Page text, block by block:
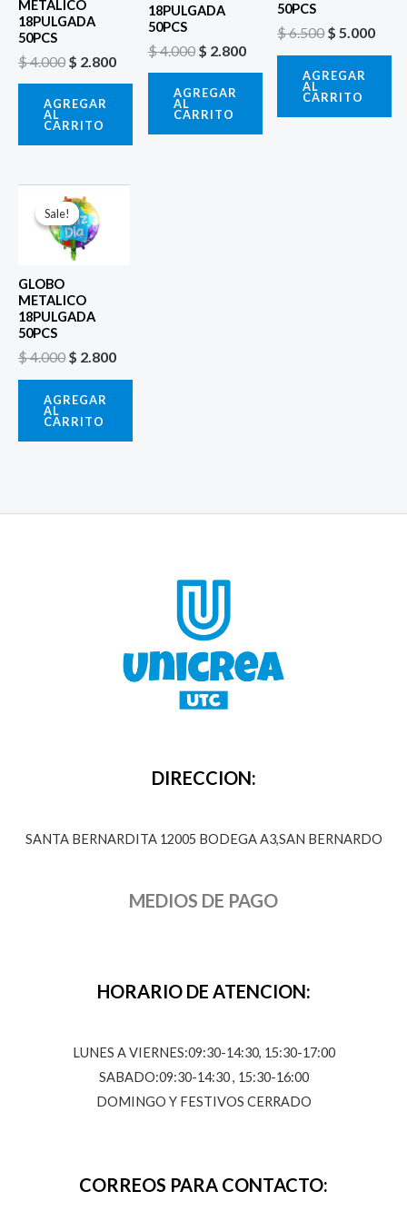
METALICO
18PULGADA
50PCS
$4.000 $ 2.800
AGREGAR
AL
CARRITO
18PULGADA
50PCS
$4.000 $ 2.800
AGREGAR
AL
CARRITO
50PCS
$6.500$ 5.000
AGREGAR
AL
CARRITO
Sale!
Sale!
GLOBO
METALICO
18PULGADA
50PCS
$4.000
precio
original
era:
$ 4.000.
$ 2.800
AGREGAR
AL
CARRITO
DIRECCION:
SANTA BERNARDITA 12005 BODEGA A3,SAN BERNARDO
MEDIOS DE PAGO
HORARIO DE ATENCION:
LUNES A VIERNES:09:30-14:30, 15:30-17:00
SABADO:09:30-14:30 , 15:30-16:00
DOMINGO Y FESTIVOS CERRADO
CORREOS PARA CONTACTO: